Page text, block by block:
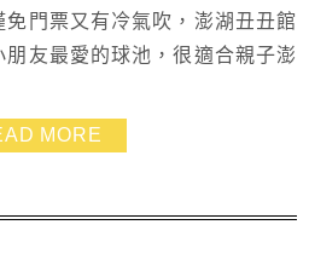
門票又有冷氣吹，澎湖丑丑館
友最愛的球池，很適合親子澎
冷氣拍拍照也滿不錯的！
MORE